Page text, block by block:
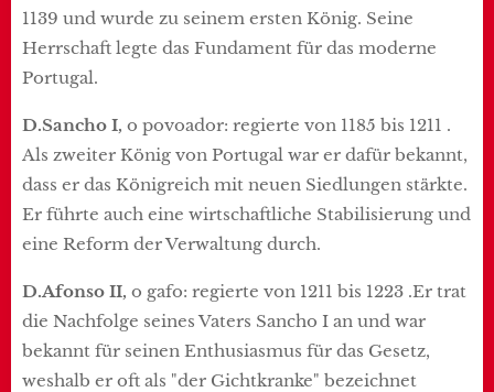
1139 und wurde zu seinem ersten König. Seine
Herrschaft legte das Fundament für das moderne
Portugal.
D.Sancho I, o povoador: regierte von 1185 bis 1211 .
Als zweiter König von Portugal war er dafür bekannt,
dass er das Königreich mit neuen Siedlungen stärkte.
Er führte auch eine wirtschaftliche Stabilisierung und
eine Reform der Verwaltung durch.
D.Afonso II, o gafo: regierte von 1211 bis 1223 .Er trat
die Nachfolge seines Vaters Sancho I an und war
bekannt für seinen Enthusiasmus für das Gesetz,
weshalb er oft als "der Gichtkranke" bezeichnet